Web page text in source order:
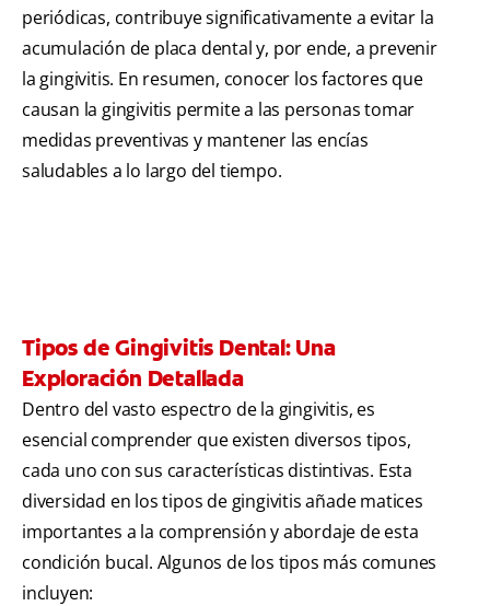
periódicas, contribuye significativamente a evitar la
acumulación de placa dental y, por ende, a prevenir
la gingivitis. En resumen, conocer los factores que
causan la gingivitis permite a las personas tomar
medidas preventivas y mantener las encías
saludables a lo largo del tiempo.
Tipos de Gingivitis Dental: Una
Exploración Detallada
Dentro del vasto espectro de la gingivitis, es
esencial comprender que existen diversos tipos,
cada uno con sus características distintivas. Esta
diversidad en los tipos de gingivitis añade matices
importantes a la comprensión y abordaje de esta
condición bucal. Algunos de los tipos más comunes
incluyen: